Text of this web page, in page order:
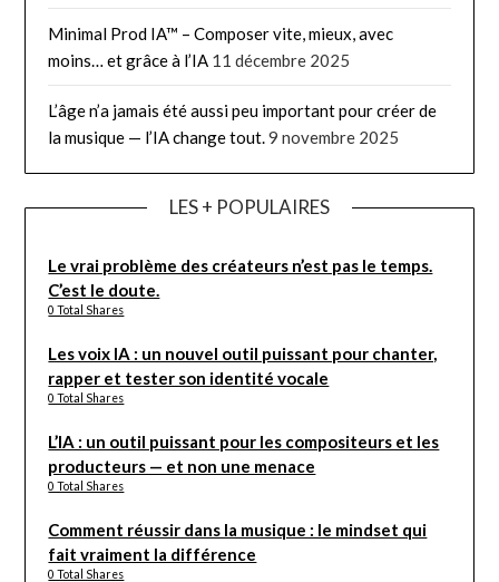
Minimal Prod IA™ – Composer vite, mieux, avec
moins… et grâce à l’IA 11 décembre 2025
L’âge n’a jamais été aussi peu important pour créer de
la musique — l’IA change tout.9 novembre 2025
LES + POPULAIRES
Le vrai problème des créateurs n’est pas le temps.
C’est le doute.
0 Total Shares
Les voix IA : un nouvel outil puissant pour chanter,
rapper et tester son identité vocale
0 Total Shares
L’IA : un outil puissant pour les compositeurs et les
producteurs — et non une menace
0 Total Shares
Comment réussir dans la musique : le mindset qui
fait vraiment la différence
0 Total Shares